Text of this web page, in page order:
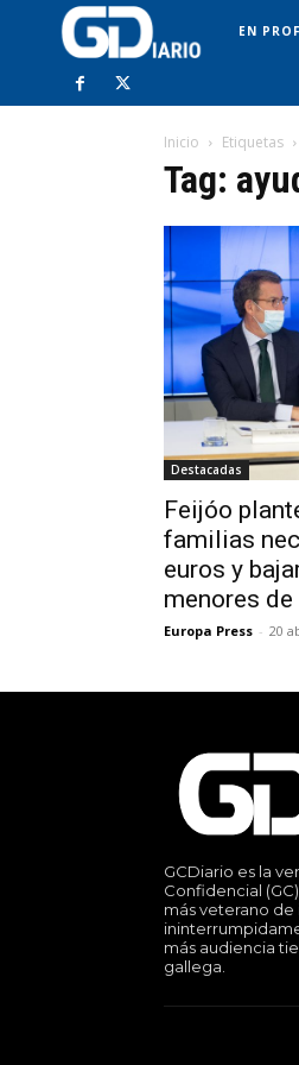
EN
Inicio Etiquetas
Tag:
Destacadas
Feijóo
familias
euros y
menores
Europa Press - 20
GCDiario es la
Confidencial
más veterano
más audiencia
gallega.